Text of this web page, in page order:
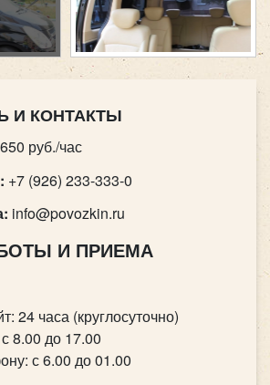
И КОНТАКТЫ
650 руб./час
+7 (926) 233-333-0
info@povozkin.ru
И ПРИЕМА
24 часа (круглосуточно)
8.00 до 17.00
с 6.00 до 01.00